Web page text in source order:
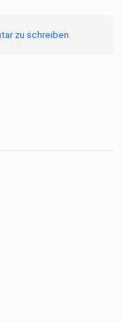
zu schreiben.